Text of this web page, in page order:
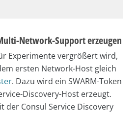
Network-Support erzeugen
Experimente vergrößert wird,
ersten Network-Host gleich
. Dazu wird ein SWARM-Token
Discovery-Host erzeugt.
der Consul Service Discovery